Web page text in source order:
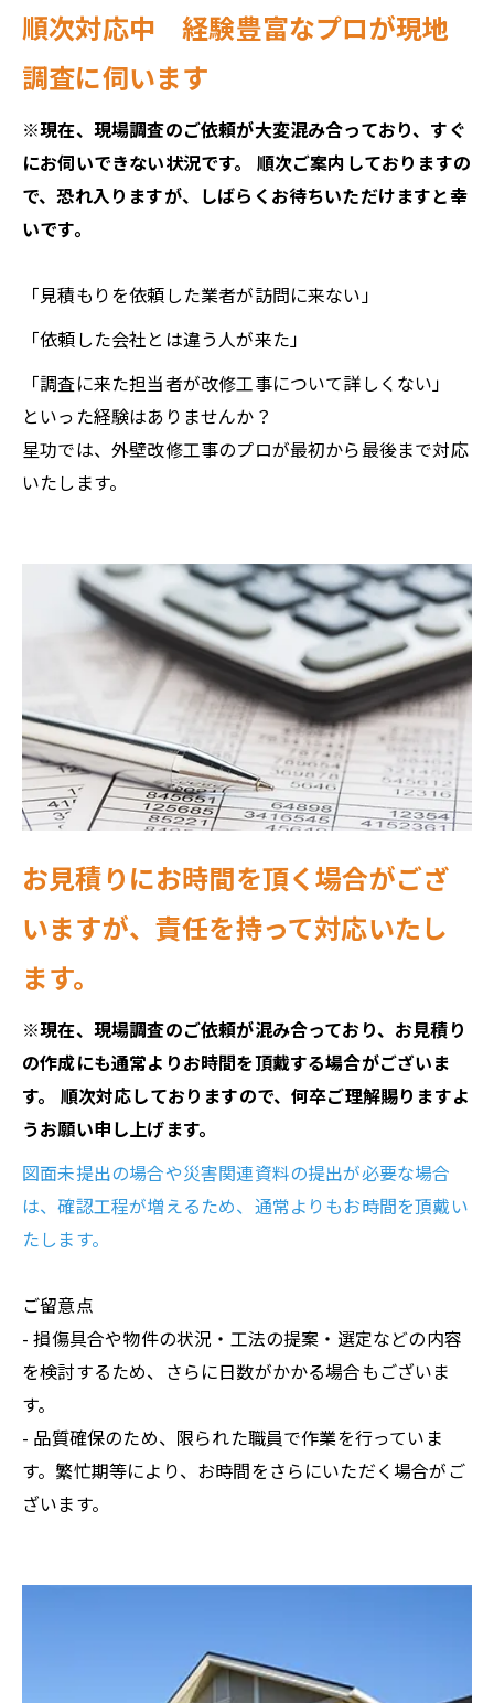
順次対応中 経験豊富なプロが現地
調査に伺います
※現在、現場調査のご依頼が大変混み合っており、すぐ
にお伺いできない状況です。 順次ご案内しておりますの
で、恐れ入りますが、しばらくお待ちいただけますと幸
いです。
「見積もりを依頼した業者が訪問に来ない」
「依頼した会社とは違う人が来た」
「調査に来た担当者が改修工事について詳しくない」
といった経験はありませんか？
星功では、外壁改修工事のプロが最初から最後まで対応
いたします。
お見積りにお時間を頂く場合がござ
いますが、責任を持って対応いたし
ます。
※現在、現場調査のご依頼が混み合っており、お見積り
の作成にも通常よりお時間を頂戴する場合がございま
す。 順次対応しておりますので、何卒ご理解賜りますよ
うお願い申し上げます。
図面未提出の場合や災害関連資料の提出が必要な場合
は、確認工程が増えるため、通常よりもお時間を頂戴い
たします。
ご留意点
- 損傷具合や物件の状況・工法の提案・選定などの内容
を検討するため、さらに日数がかかる場合もございま
す。
- 品質確保のため、限られた職員で作業を行っていま
す。繁忙期等により、お時間をさらにいただく場合がご
ざいます。